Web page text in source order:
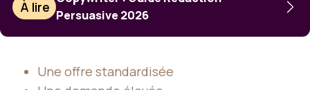
À lire Persuasive 2026
Une offre standardisée